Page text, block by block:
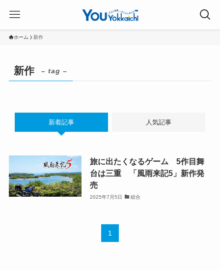
ホーム 新作
新作 – tag –
新着記事 人気記事
旅に出たくなるゲーム 5作目舞
台は三重 「風雨来記5」新作発
売
2025年7月5日 総合
1